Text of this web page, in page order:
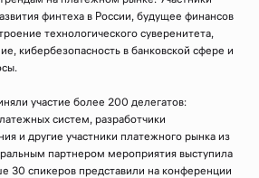
финтеха в России, будущее финансов
технологического суверенитета,
кибербезопасность в банковской сфере и
участие более 200 делегатов:
систем, разработчики
и другие участники платежного рынка из
партнером мероприятия выступила
30 спикеров представили на конференции